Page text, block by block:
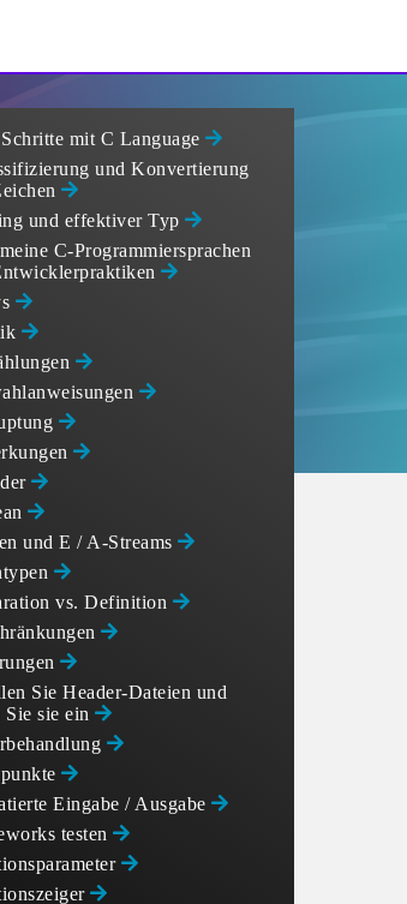
mit C Language
und Konvertierung
und effektiver Typ
C-Programmiersprachen
und E / A-Streams
vs. Definition
Sie Header-Dateien und
Sie sie ein
Eingabe / Ausgabe
testen